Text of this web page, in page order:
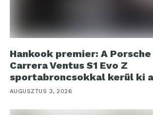
Hankook premier: A Porsche
Carrera Ventus S1 Evo Z
sportabroncsokkal kerül ki
AUGUSZTUS 3, 2026